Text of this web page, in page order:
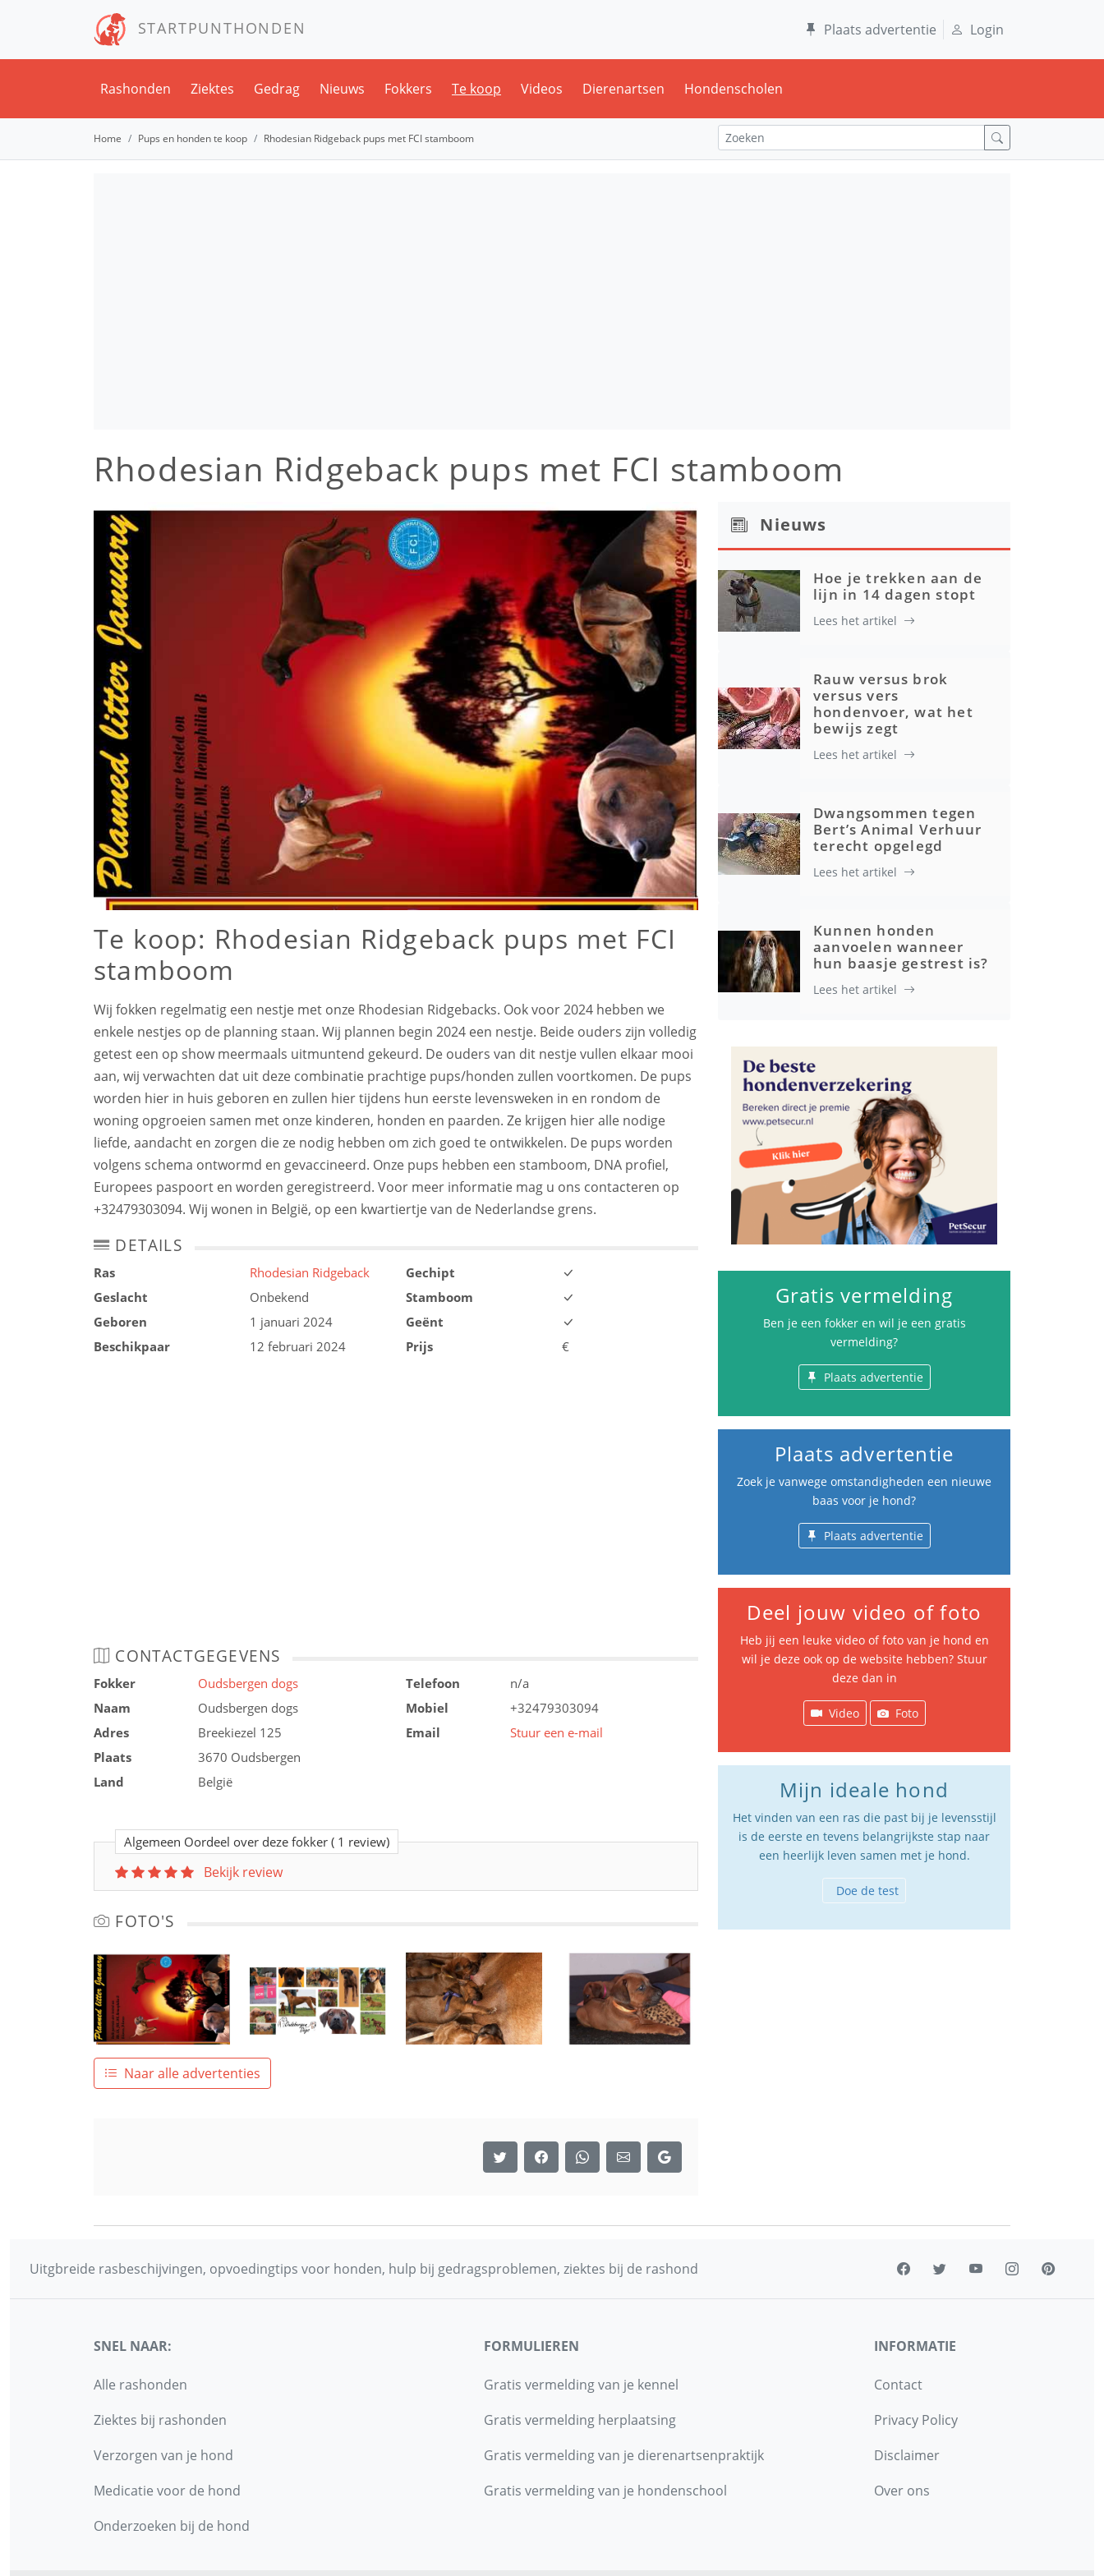
STARTPUNTHONDEN Plaats advertentie Login
Rashonden Ziektes Gedrag Nieuws Fokkers Te koop Videos Dierenartsen Hondenscholen
Home Pups en honden te koop Rhodesian Ridgeback pups met FCI stamboom
Rhodesian Ridgeback pups met FCI stamboom
Te koop: Rhodesian Ridgeback pups met FCI
stamboom
Wij fokken regelmatig een nestje met onze Rhodesian Ridgebacks. Ook voor 2024 hebben we
enkele nestjes op de planning staan. Wij plannen begin 2024 een nestje. Beide ouders zijn volledig
getest een op show meermaals uitmuntend gekeurd. De ouders van dit nestje vullen elkaar mooi
aan, wij verwachten dat uit deze combinatie prachtige pups/honden zullen voortkomen. De pups
worden hier in huis geboren en zullen hier tijdens hun eerste levensweken in en rondom de
woning opgroeien samen met onze kinderen, honden en paarden. Ze krijgen hier alle nodige
liefde, aandacht en zorgen die ze nodig hebben om zich goed te ontwikkelen. De pups worden
volgens schema ontwormd en gevaccineerd. Onze pups hebben een stamboom, DNA profiel,
Europees paspoort en worden geregistreerd. Voor meer informatie mag u ons contacteren op
+32479303094. Wij wonen in België, op een kwartiertje van de Nederlandse grens.
DETAILS
Ras
Rhodesian Ridgeback
Geslacht
Onbekend
Geboren
1 januari 2024
Beschikpaar
12 februari 2024
Gechipt
Stamboom
Geënt
Prijs
€
CONTACTGEGEVENS
Fokker
Oudsbergen dogs
Naam
Oudsbergen dogs
Adres
Breekiezel 125
Plaats
3670 Oudsbergen
Land
België
Telefoon
n/a
Mobiel
+32479303094
Email
Stuur een e-mail
Algemeen Oordeel over deze fokker ( 1 review)
Bekijk review
FOTO'S
Naar alle advertenties
Nieuws
Hoe je trekken aan de
lijn in 14 dagen stopt
Lees het artikel
Rauw versus brok
versus vers
hondenvoer, wat het
bewijs zegt
Lees het artikel
Dwangsommen tegen
Bert’s Animal Verhuur
terecht opgelegd
Lees het artikel
Kunnen honden
aanvoelen wanneer
hun baasje gestrest is?
Lees het artikel
Gratis vermelding
Ben je een fokker en wil je een gratis
vermelding?
Plaats advertentie
Plaats advertentie
Zoek je vanwege omstandigheden een nieuwe
baas voor je hond?
Plaats advertentie
Deel jouw video of foto
Heb jij een leuke video of foto van je hond en
wil je deze ook op de website hebben? Stuur
deze dan in
Video Foto
Mijn ideale hond
Het vinden van een ras die past bij je levensstijl
is de eerste en tevens belangrijkste stap naar
een heerlijk leven samen met je hond.
Doe de test
Uitgbreide rasbeschijvingen, opvoedingtips voor honden, hulp bij gedragsproblemen, ziektes bij de rashond
SNEL NAAR:
Alle rashonden
Ziektes bij rashonden
Verzorgen van je hond
Medicatie voor de hond
Onderzoeken bij de hond
FORMULIEREN
Gratis vermelding van je kennel
Gratis vermelding herplaatsing
Gratis vermelding van je dierenartsenpraktijk
Gratis vermelding van je hondenschool
INFORMATIE
Contact
Privacy Policy
Disclaimer
Over ons